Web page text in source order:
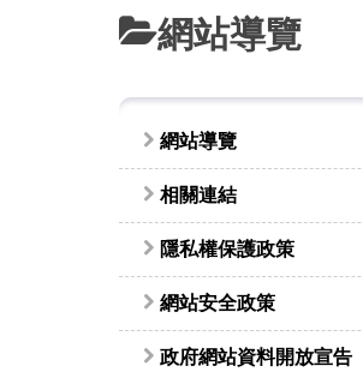
網站導覽
網站導覽
相關連結
隱私權保護政策
網站安全政策
政府網站資料開放宣告